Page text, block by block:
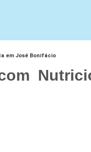
em José Bonifácio